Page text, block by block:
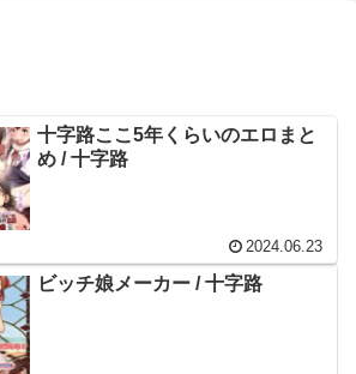
十字路ここ5年くらいのエロまと
め / 十字路
2024.06.23
ビッチ娘メーカー / 十字路